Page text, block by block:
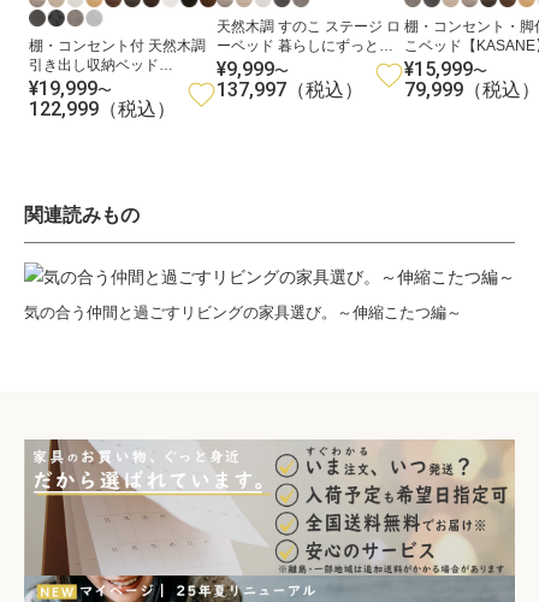
棚・コンセント付 天然木調
引き出し収納ベッド
【KASANE】
通
常
¥19,999〜
122,999 （税込）
天然木調 すのこ ステージ ロ
ーベッド 暮らしにずっと寄
り添う KASANE FLAT
通
常
¥9,999〜
137,997 （税込）
棚・コンセント・脚
こベッド【KASANE
通
常
¥15,999〜
79,999 （税込）
関連読みもの
気の合う仲間と過ごすリビングの家具選び。～伸縮こたつ編～